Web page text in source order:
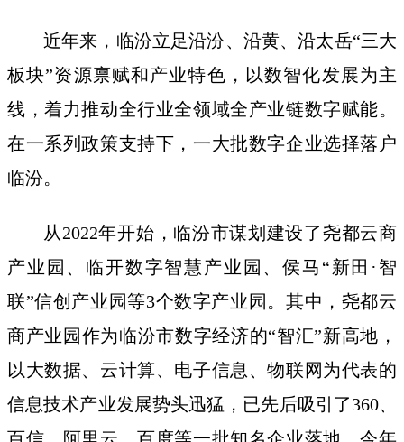
近年来，临汾立足沿汾、沿黄、沿太岳“三大
板块”资源禀赋和产业特色，以数智化发展为主
线，着力推动全行业全领域全产业链数字赋能。
在一系列政策支持下，一大批数字企业选择落户
临汾。
从2022年开始，临汾市谋划建设了尧都云商
产业园、临开数字智慧产业园、侯马“新田·智
联”信创产业园等3个数字产业园。其中，尧都云
商产业园作为临汾市数字经济的“智汇”新高地，
以大数据、云计算、电子信息、物联网为代表的
信息技术产业发展势头迅猛，已先后吸引了360、